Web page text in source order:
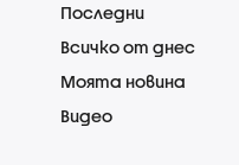
Последни
Всичко от днес
Моята новина
Видео